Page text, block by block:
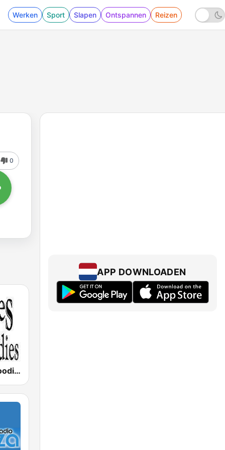
Werken Sport Slapen Ontspannen Reizen
0
Oldies but Goodies
APP DOWNLOADEN